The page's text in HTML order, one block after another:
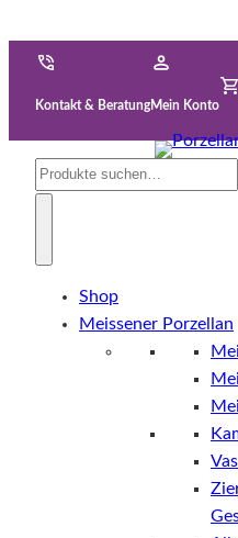
Kontakt & BeratungMein Konto
Suche
Shop
Meissener Porzellan